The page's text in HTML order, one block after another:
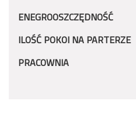
ENEGROOSZCZĘDNOŚĆ
ILOŚĆ POKOI NA PARTERZE
PRACOWNIA